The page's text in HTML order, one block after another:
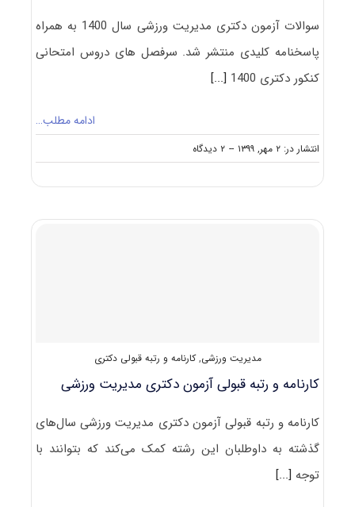
سوالات آزمون دکتری مدیریت ورزشی سال 1400 به همراه
پاسخنامه کلیدی منتشر شد. سرفصل های دروس امتحانی
کنکور دکتری 1400
[...]
ادامه مطلب…
انتشار در: ۲ مهر, ۱۳۹۹ -- ۲ دیدگاه
on
دانلود
۱۴۰۰
مدیریت ورزشی,کارنامه و رتبه قبولی دکتری
کارنامه و رتبه قبولی آزمون دکتری مدیریت ورزشی
کارنامه و رتبه قبولی آزمون دکتری مدیریت ورزشی سال‌های
گذشته به داوطلبان این رشته کمک می‌کند که بتوانند با
توجه [...]